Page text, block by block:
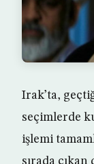
Irak’ta,
seçimlerde
işlemi